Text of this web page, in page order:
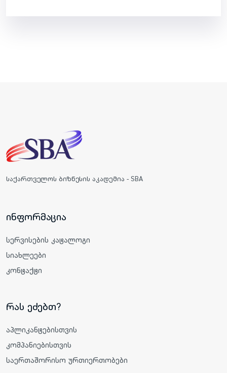
საქართველოს ბიზნესის აკადემია - SBA
ინფორმაცია
სერვისების კატალოგი
სიახლეები
კონტაქტი
რას ეძებთ?
აპლიკანტებისთვის
კომპანიებისთვის
საერთაშორისო ურთიერთობები